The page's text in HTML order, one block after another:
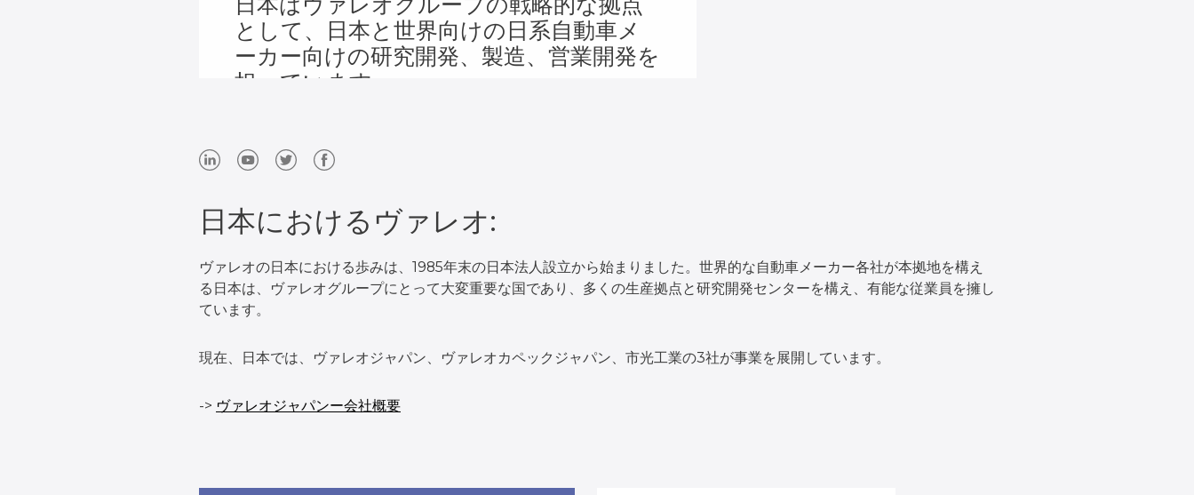
として、日本と世界向けの日系自動車メ
ーカー向けの研究開発、製造、営業開発を
担っています。
日本におけるヴァレオ:
ヴァレオの日本における歩みは、1985年末の日本法人設立から始まりました。世界的な自動車メーカー各社が本拠地を構え
る日本は、ヴァレオグループにとって大変重要な国であり、多くの生産拠点と研究開発センターを構え、有能な従業員を擁し
ています。
現在、日本では、ヴァレオジャパン、ヴァレオカペックジャパン、市光工業の3社が事業を展開しています。
-> ヴァレオジャパンー会社概要